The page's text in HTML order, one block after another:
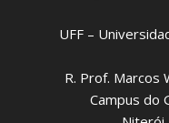
UFF –
R. Prof. Marcos
Campus do